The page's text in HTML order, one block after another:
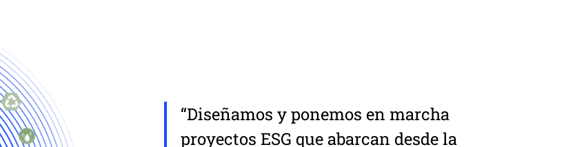
“Diseñamos y ponemos en marcha
proyectos ESG que abarcan desde la